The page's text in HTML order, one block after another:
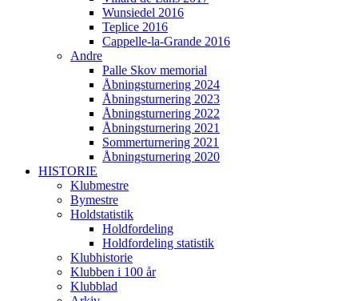
Wunsiedel 2016
Teplice 2016
Cappelle-la-Grande 2016
Andre
Palle Skov memorial
Åbningsturnering 2024
Åbningsturnering 2023
Åbningsturnering 2022
Åbningsturnering 2021
Sommerturnering 2021
Åbningsturnering 2020
HISTORIE
Klubmestre
Bymestre
Holdstatistik
Holdfordeling
Holdfordeling statistik
Klubhistorie
Klubben i 100 år
Klubblad